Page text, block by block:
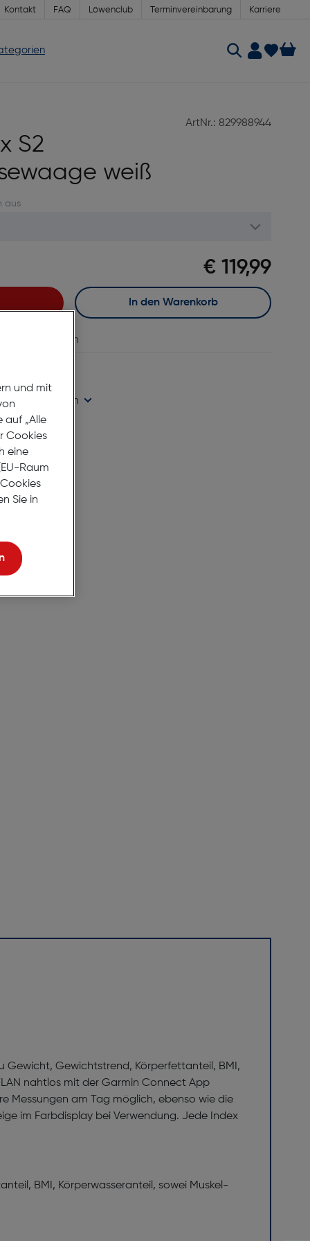
Kontakt FAQ Löwenclub Terminvereinbarung Karriere
ArtNr.: 829988944
S2
weiß
aus
€ 119,99
In den Warenkorb
vergleichen
prüfen
Gewicht, Gewichtstrend, Körperfettanteil, BMI,
nahtlos mit der Garmin Connect App
Messungen am Tag möglich, ebenso wie die
im Farbdisplay bei Verwendung. Jede Index
BMI, Körperwasseranteil, sowei Muskel-
und mit
auf „Alle
Cookies
eine
Raum
Sie in